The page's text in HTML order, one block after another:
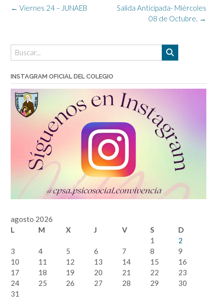
Navegación
Salida Anticipada- Miércoles
08 de Octubre. →
← Viernes 24 – JUNAEB
INSTAGRAM OFICIAL DEL COLEGIO
agosto 2026
L
M X J V S
D
1
2
3
4 5 6 7 8
9
10
11 12 13 14 15
16
17
18 19 20 21 22
23
24
25 26 27 28 29
30
31